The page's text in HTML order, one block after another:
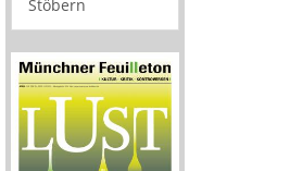
Stöbern